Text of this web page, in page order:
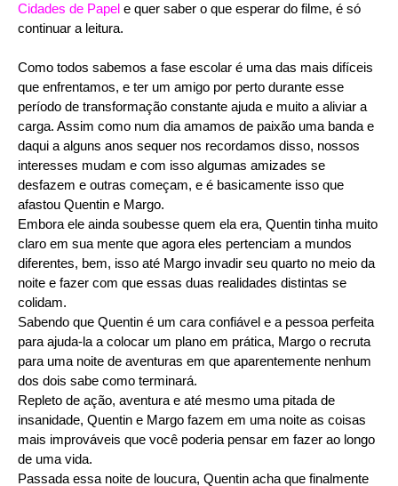
Cidades de Papel e quer saber o que esperar do filme, é só
continuar a leitura.
Como todos sabemos a fase escolar é uma das mais difíceis
que enfrentamos, e ter um amigo por perto durante esse
período de transformação constante ajuda e muito a aliviar a
carga. Assim como num dia amamos de paixão uma banda e
daqui a alguns anos sequer nos recordamos disso, nossos
interesses mudam e com isso algumas amizades se
desfazem e outras começam, e é basicamente isso que
afastou Quentin e Margo.
Embora ele ainda soubesse quem ela era, Quentin tinha muito
claro em sua mente que agora eles pertenciam a mundos
diferentes, bem, isso até Margo invadir seu quarto no meio da
noite e fazer com que essas duas realidades distintas se
colidam.
Sabendo que Quentin é um cara confiável e a pessoa perfeita
para ajuda-la a colocar um plano em prática, Margo o recruta
para uma noite de aventuras em que aparentemente nenhum
dos dois sabe como terminará.
Repleto de ação, aventura e até mesmo uma pitada de
insanidade, Quentin e Margo fazem em uma noite as coisas
mais improváveis que você poderia pensar em fazer ao longo
de uma vida.
Passada essa noite de loucura, Quentin acha que finalmente